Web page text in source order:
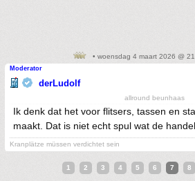
• woensdag 4 maart 2026 @
Moderator
derLudolf
allround beunhaas
Ik denk dat het voor flitsers, tassen en
maakt. Dat is niet echt spul wat de
Kranplätze müssen verdichtet sein
1 2 3 4 5 6 7 8